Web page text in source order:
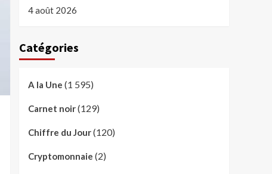
4 août 2026
Catégories
A la Une (1 595)
Carnet noir(129)
Chiffre du Jour(120)
Cryptomonnaie (2)